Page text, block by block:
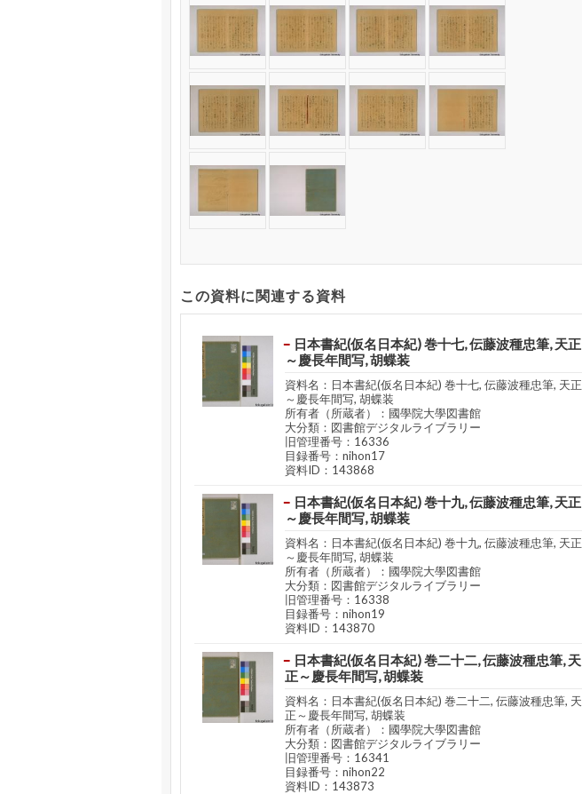
この資料に関連する資料
日本書紀(仮名日本紀) 巻十七, 伝藤波種忠筆, 天正
～慶長年間写, 胡蝶装
資料名：日本書紀(仮名日本紀) 巻十七, 伝藤波種忠筆, 天正
～慶長年間写, 胡蝶装
所有者（所蔵者）：國學院大學図書館
大分類：図書館デジタルライブラリー
旧管理番号：16336
目録番号：nihon17
資料ID：143868
日本書紀(仮名日本紀) 巻十九, 伝藤波種忠筆, 天正
～慶長年間写, 胡蝶装
資料名：日本書紀(仮名日本紀) 巻十九, 伝藤波種忠筆, 天正
～慶長年間写, 胡蝶装
所有者（所蔵者）：國學院大學図書館
大分類：図書館デジタルライブラリー
旧管理番号：16338
目録番号：nihon19
資料ID：143870
日本書紀(仮名日本紀) 巻二十二, 伝藤波種忠筆, 天
正～慶長年間写, 胡蝶装
資料名：日本書紀(仮名日本紀) 巻二十二, 伝藤波種忠筆, 天
正～慶長年間写, 胡蝶装
所有者（所蔵者）：國學院大學図書館
大分類：図書館デジタルライブラリー
旧管理番号：16341
目録番号：nihon22
資料ID：143873